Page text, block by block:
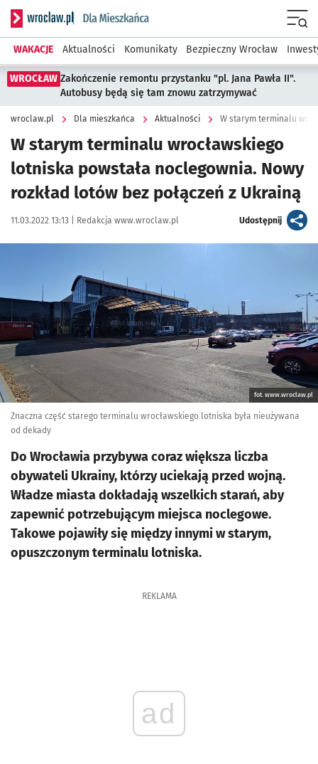
Serwis informacyjny wroclaw.pl podserwis: Dla mieszkańca
WAKACJE Aktualności Komunikaty Bezpieczny Wrocław
WROCŁAW Zakończenie remontu przystanku "pl. Jana Pawła II".
Autobusy będą się tam znowu zatrzymywać
wroclaw.pl Dla mieszkańca Aktualności
W starym terminalu wrocławskiego
lotniska powstała noclegownia. Nowy
rozkład lotów bez połączeń z Ukrainą
Data publikacji:
11.03.2022 13:13 | Autor:
Redakcja www.wroclaw.pl Udostępnijartykuł
fot. www.wroclaw.pl
Znaczna część starego terminalu wrocławskiego lotniska była nieużywana
od dekady
Do Wrocławia przybywa coraz większa liczba
obywateli Ukrainy, którzy uciekają przed wojną.
Władze miasta dokładają wszelkich starań, aby
zapewnić potrzebującym miejsca noclegowe.
Takowe pojawiły się między innymi w starym,
opuszczonym terminalu lotniska.
REKLAMA
ad